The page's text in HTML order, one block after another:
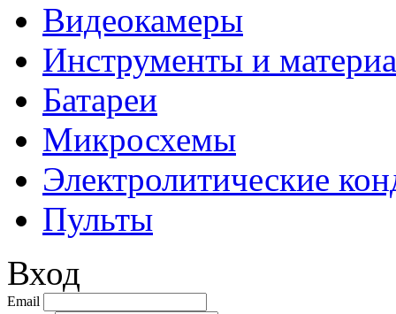
Видеокамеры
Инструменты и
Батареи
Микросхемы
Электролитические
Пульты
Вход
Email